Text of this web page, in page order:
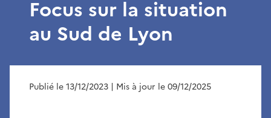
Focus sur la situation
au Sud de Lyon
Publié le 13/12/2023 | Mis à jour le 09/12/2025